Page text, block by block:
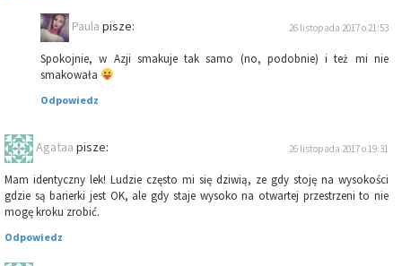
Paula pisze: 26 listopada 2017 o 21:53
Spokojnie, w Azji smakuje tak samo (no, podobnie) i też mi nie
smakowała
Odpowiedz
Agataa pisze: 26 listopada 2017 o 19:31
Mam identyczny lek! Ludzie często mi się dziwią, ze gdy stoję na wysokości
gdzie są barierki jest OK, ale gdy staje wysoko na otwartej przestrzeni to nie
mogę kroku zrobić.
Odpowiedz